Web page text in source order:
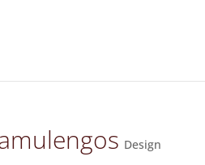
Design